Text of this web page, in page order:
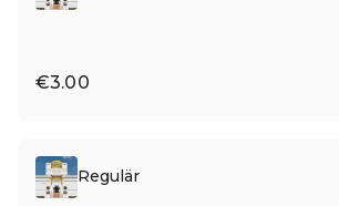
€3.00
Regulär